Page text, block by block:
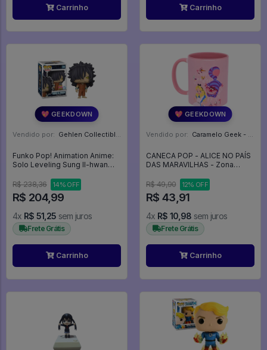
Carrinho Carrinho
💖 GEEKDOWN
Vendido por: Gehlen Collectibles - RS
Funko Pop! Animation Anime:
Solo Leveling Sung Il-hwan
Limited Edition 2026 Exclusive
R$ 238,36 14% OFF
R$ 204,99
4x R$ 51,25 sem juros
Frete Grátis
Carrinho
💖 GEEKDOWN
Vendido por: Caramelo Geek - DF
CANECA POP - ALICE NO PAÍS
DAS MARAVILHAS - Zona
R$ 49,90
12% OFF
R$ 43,91
4x R$ 10,98 sem juros
Frete Grátis
Carrinho